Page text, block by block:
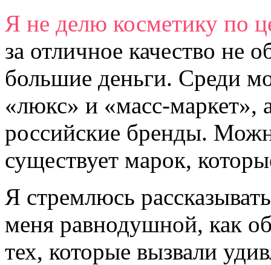
Я не делю косметику по
за отличное качество не
большие деньги. Среди
«люкс» и «масс-маркет»,
российские бренды.
существует марок,
Я стремлюсь
меня равнодушной, как
тех, которые вызвали